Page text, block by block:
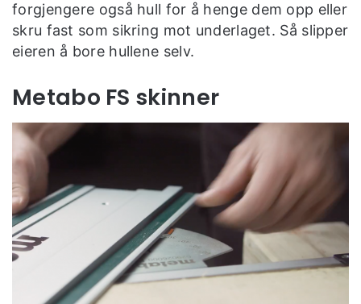
forgjengere også hull for å henge dem opp eller
skru fast som sikring mot underlaget. Så slipper
eieren å bore hullene selv.
Metabo FS skinner